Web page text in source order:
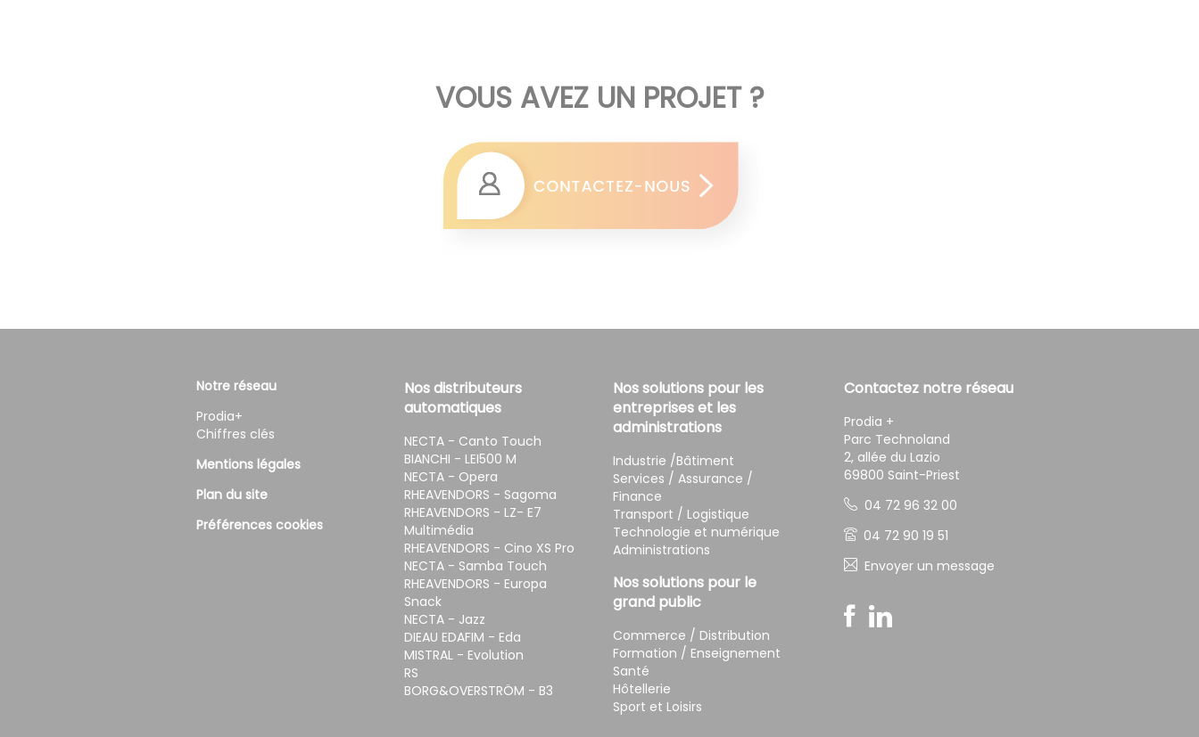
VOUS AVEZ UN PROJET ?
Notre réseau
Prodia+
Chiffres clés
Mentions légales
Plan du site
Préférences cookies
Nos distributeurs
automatiques
NECTA - Canto Touch
BIANCHI - LEI500 M
NECTA - Opera
RHEAVENDORS - Sagoma
RHEAVENDORS - LZ- E7
Multimédia
RHEAVENDORS - Cino XS Pro
NECTA - Samba Touch
RHEAVENDORS - Europa
Snack
NECTA - Jazz
DIEAU EDAFIM - Eda
MISTRAL - Evolution
RS
BORG&OVERSTRÖM - B3
Nos solutions pour les
entreprises et les
administrations
Industrie /Bâtiment
Services / Assurance /
Finance
Transport / Logistique
Technologie et numérique
Administrations
Nos solutions pour le
grand public
Commerce / Distribution
Formation / Enseignement
Santé
Hôtellerie
Sport et Loisirs
Contactez notre réseau
Prodia +
Parc Technoland
2, allée du Lazio
69800 Saint-Priest
04 72 96 32 00
04 72 90 19 51
Envoyer un message